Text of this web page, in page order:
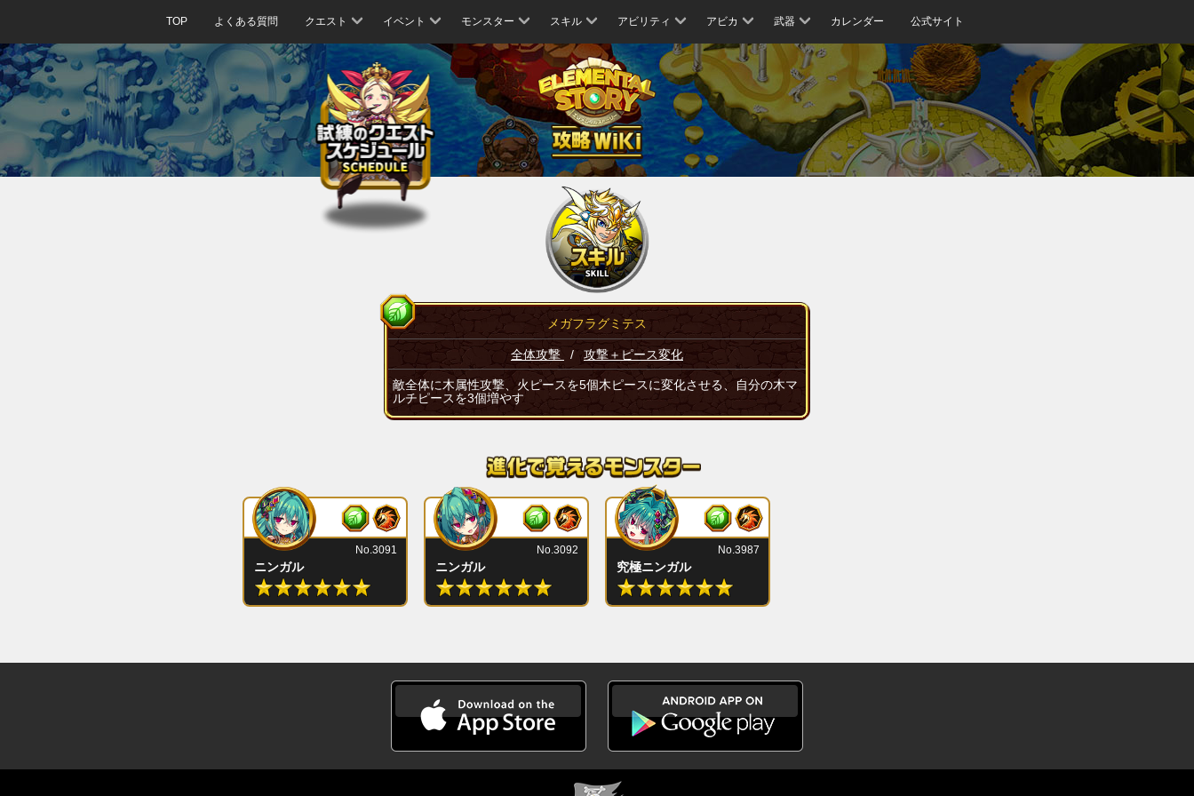
TOP よくある質問 クエスト イベント モンスター スキル アビリティ アビカ 武器 カレンダー 公式サイト
メガフラグミテス
全体攻撃 / 攻撃＋ピース変化
敵全体に木属性攻撃、火ピースを5個木ピースに変化させる、自分の木マ
ルチピースを3個増やす
ニンガル
No.3091
ニンガル
No.3092
究極ニンガル
No.3987